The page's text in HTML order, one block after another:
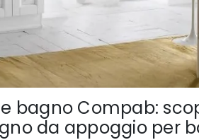
bagno Compab:
da appoggio per